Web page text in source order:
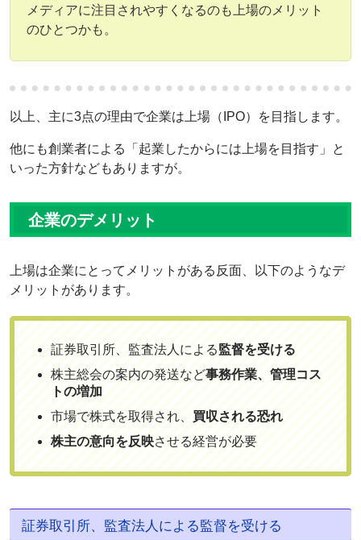
メディアに注目されやすくなるのも上場のメリット
のひとつかも。
以上、主に3点の理由で企業は上場（IPO）を目指します。
他にも創業者による「起業したからには上場を目指す」と
いった方針などもありますが。
企業のデメリット
上場は企業にとってメリットがある反面、以下のようなデ
メリットがあります。
証券取引所、監査法人による監督を受ける
株主総会の案内の発送など事務作業、管理コス
トの増加
市場で株式を取得され、 買収される恐れ
株主の意向を反映させる経営が必要
証券取引所、監査法人による監督を受ける